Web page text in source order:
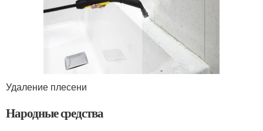
Удаление плесени
Народные средства